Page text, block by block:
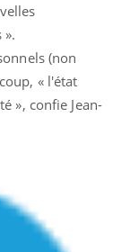
(non
« l'état
», confie Jean-